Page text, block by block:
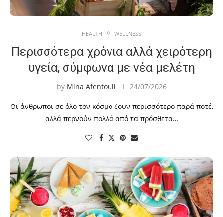
HEALTH WELLNESS
Περισσότερα χρόνια αλλά χειρότερη
υγεία, σύμφωνα με νέα μελέτη
by Mina Afentouli 24/07/2026
Οι άνθρωποι σε όλο τον κόσμο ζουν περισσότερο παρά ποτέ,
αλλά περνούν πολλά από τα πρόσθετα…